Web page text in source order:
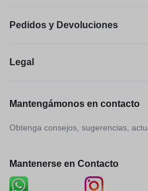
Pedidos y Devoluciones
Legal
Mantengámonos en contacto
Obtenga consejos, sugerencias,
Mantenerse en Contacto